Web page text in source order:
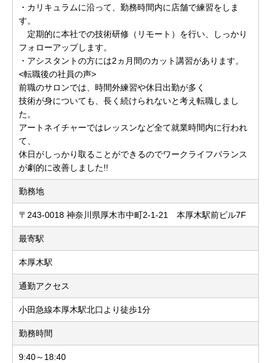
・カリキュラムに沿って、勤務時間内に店舗で練習をしま
す。
定期的に本社での技術研修（リモート）を行い、しっかり
フォローアップします。
・アシスタントの方には2ヵ月間のカット講習があります。
<転職後の社員の声>
前職のサロンでは、時間外練習や休日出勤が多く
技術が身についても、長く続けられないと考え転職しまし
た。
アートネイチャーではレッスンなど全て就業時間内に行われ
て、
休日がしっかり取ることができるのでワークライフバランス
が劇的に改善しました!!
勤務地
〒243-0018 神奈川県厚木市中町2-1-21 本厚木駅前ビル7F
最寄駅
本厚木駅
通勤アクセス
小田急線本厚木駅北口より徒歩1分
勤務時間
9:40～18:40